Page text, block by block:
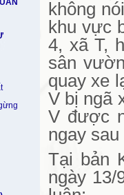
không
khu vực
4, xã T,
sân
quay xe
V bị ngã
V được
ngay sau
Tại bản
ngày 13/